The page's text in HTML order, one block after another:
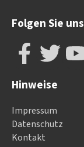
Folgen Sie uns
Hinweise
Impressum
Datenschutz
Kontakt